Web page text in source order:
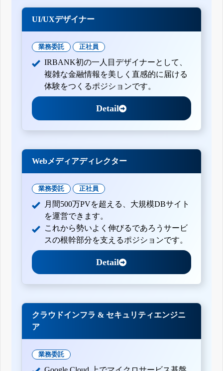
UI/UXデザイナー
業務委託 正社員
IRBANK初の一人目デザイナーとして、
複雑な金融情報を美しく直感的に届ける
体験をつくるポジションです。
Detail
Webメディアディレクター
業務委託 正社員
月間500万PVを超える、大規模DBサイト
を運営できます。
これから勢いよく伸びるであろうサービ
スの根幹部分を支えるポジションです。
Detail
クラウドインフラ & セキュリティエンジニ
ア
業務委託